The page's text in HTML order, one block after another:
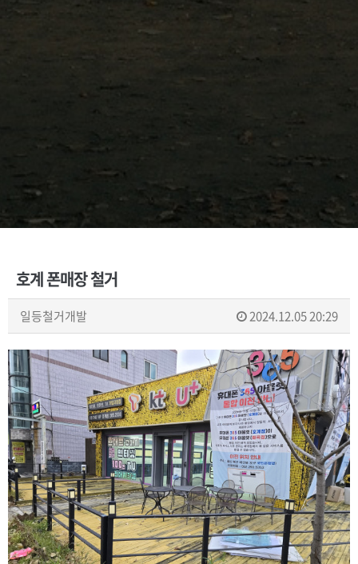
호계 폰매장 철거
일등철거개발 2024.12.05 20:29